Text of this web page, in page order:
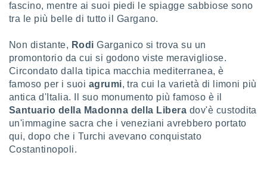
e degli
nostri
fascino, mentre ai suoi piedi le spiagge sabbiose sono
tra le più belle di tutto il Gargano.
Non distante, RodiGarganico si trova su un
promontorio da cui si godono viste meravigliose.
Circondato dalla tipica macchia mediterranea, è
famoso per i suoi agrumi, tra cui la varietà di limoni più
antica d'Italia. Il suo monumento più famoso è il
Santuario della Madonna della Libera dov'è custodita
un'immagine sacra che i veneziani avrebbero portato
qui, dopo che i Turchi avevano conquistato
Costantinopoli.